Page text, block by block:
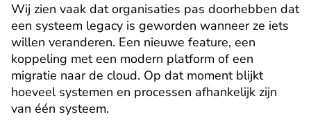
Wij zien vaak dat organisaties pas doorhebben dat
een systeem legacy is geworden wanneer ze iets
willen veranderen. Een nieuwe feature, een
koppeling met een modern platform of een
migratie naar de cloud. Op dat moment blijkt
hoeveel systemen en processen afhankelijk zijn
van één systeem.